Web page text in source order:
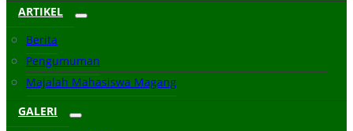
ARTIKEL
Berita
Pengumuman
Majalah Mahasiswa Magang
GALERI